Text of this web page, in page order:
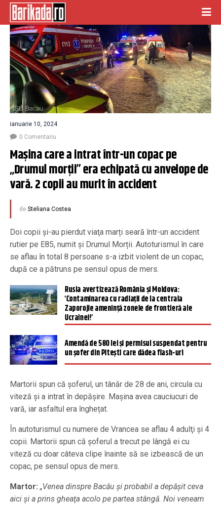
ianuarie 10, 2024
0 Comentariu
Mașina care a intrat într-un copac pe
„Drumul morții” era echipată cu anvelope de
vară. 2 copii au murit în accident
de Steliana Costea
Doi copii şi-au pierdut viaţa marți seară într-un accident
rutier pe E85, numit și Drumul Morții. Autoturismul în care
se aflau în total 8 persoane s-a izbit violent de un copac,
după ce a pătruns pe sensul opus de mers.
Rusia avertizează România și Moldova:
‘Contaminarea cu radiații de la centrala
Zaporojie amenință zonele de frontieră ale
Ucrainei!’
Amendă de 580 lei şi permisul suspendat pentru
un şofer din Piteşti care dădea flash-uri
Martorii spun că şoferul, un tânăr de 28 de ani, circula cu
viteză şi a intrat în depăşire. Mașina avea cauciucuri de
vară, iar asfaltul era înghețat.
În autoturismul cu numere de Vrancea se aflau 4 adulţi şi 4
copii. Martorii spun că șoferul a trecut pe lângă ei cu
viteză cu doar câteva clipe înainte să se izbească de un
copac, pe sensul opus de mers.
Martor: „Venea dinspre Bacău şi probabil a depăşit ceva
aici şi a prins gheaţa acolo pe partea stângă. Noi veneam